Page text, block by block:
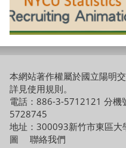
本網站著作權屬於國立陽明
詳見使用規則。
電話：886-3-5712121 分
5728745
地址：300093新竹市東區
圖
聯絡我們